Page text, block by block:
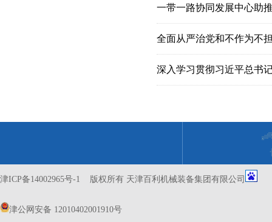
一带一路协同发展中心助
全面从严治党和不作为不
津ICP备14002965号-1 版权所有 天津百利机械装备集团有限公司
津公网安备 12010402001910号